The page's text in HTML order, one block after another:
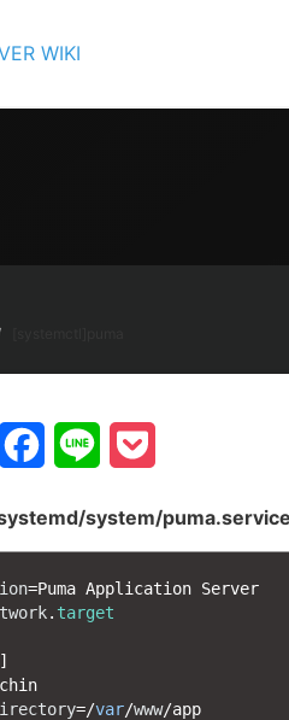
WIKI
Facebook
Line
system/puma.service
=Puma Application Server
. target
]
=/var/www/app